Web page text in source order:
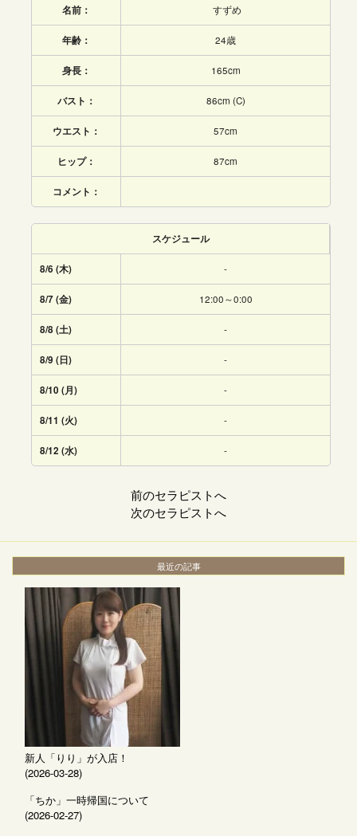
名前： すずめ
年齢： 24歳
身長： 165cm
バスト： 86cm (C)
ウエスト： 57cm
ヒップ： 87cm
コメント：
スケジュール
8/6 (木) -
8/7 (金) 12:00～0:00
8/8 (土) -
8/9 (日) -
8/10 (月) -
8/11 (火) -
8/12 (水) -
前のセラピストへ
次のセラピストへ
最近の記事
新人「りり」が入店！
(2026-03-28)
「ちか」一時帰国について
(2026-02-27)